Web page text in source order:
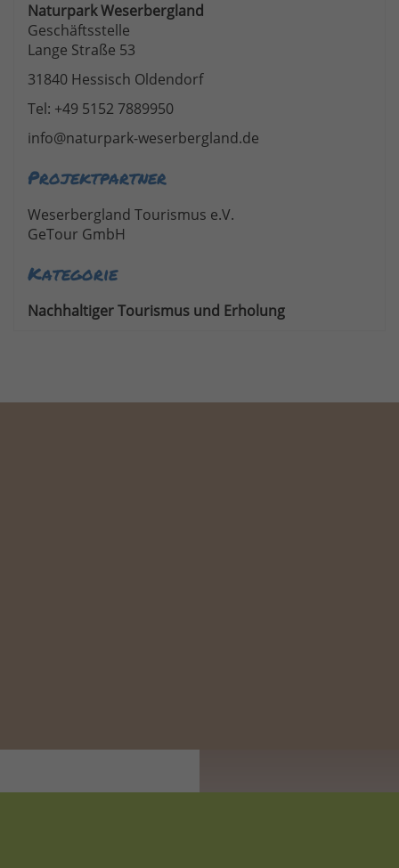
Naturpark Weserbergland
Geschäftsstelle
Lange Straße 53
31840 Hessisch Oldendorf
Tel: +49 5152 7889950
info@naturpark-weserbergland.de
Projektpartner
Weserbergland Tourismus e.V.
GeTour GmbH
Kategorie
Nachhaltiger Tourismus und Erholung